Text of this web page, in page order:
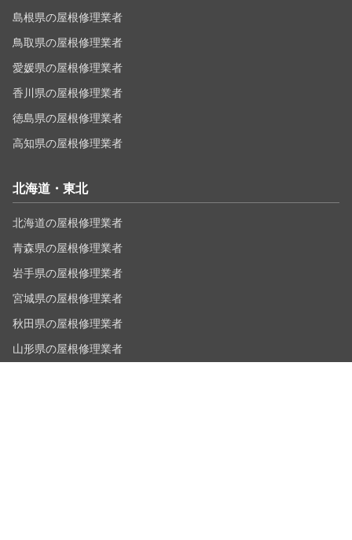
島根県の屋根修理業者
鳥取県の屋根修理業者
愛媛県の屋根修理業者
香川県の屋根修理業者
徳島県の屋根修理業者
高知県の屋根修理業者
北海道・東北
北海道の屋根修理業者
青森県の屋根修理業者
岩手県の屋根修理業者
宮城県の屋根修理業者
秋田県の屋根修理業者
山形県の屋根修理業者